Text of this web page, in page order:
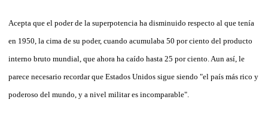
Acepta que el poder de la superpotencia ha disminuido respecto al que tenía
en 1950, la cima de su poder, cuando acumulaba 50 por ciento del producto
interno bruto mundial, que ahora ha caído hasta 25 por ciento. Aun así, le
parece necesario recordar que Estados Unidos sigue siendo "el país más rico y
poderoso del mundo, y a nivel militar es incomparable".